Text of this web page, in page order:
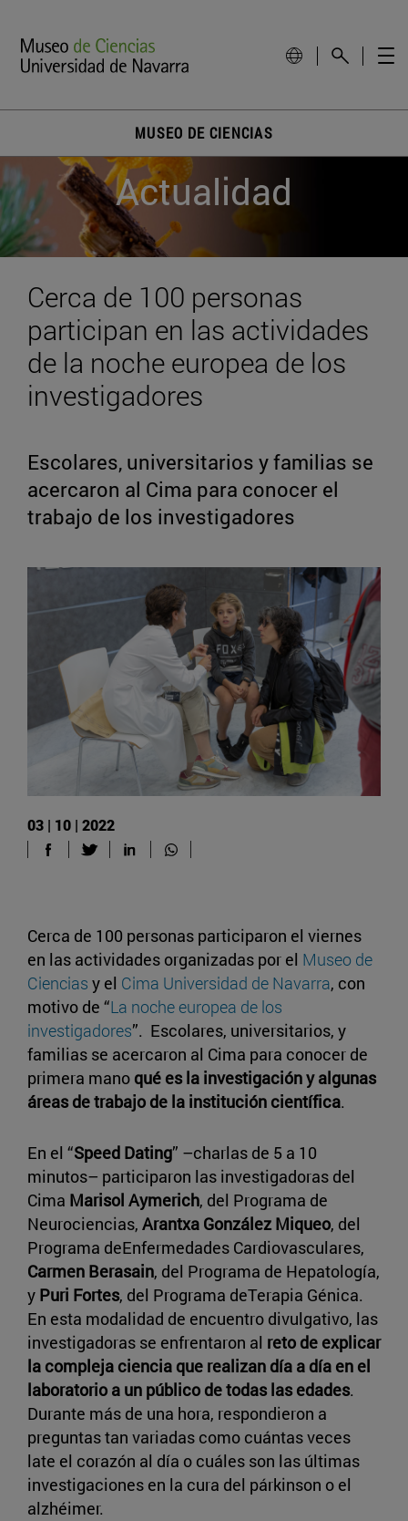
MUSEO DE CIENCIAS
Actualidad
Cerca de 100 personas
participan en las actividades
de la noche europea de los
investigadores
Escolares, universitarios y familias se
acercaron al Cima para conocer el
trabajo de los investigadores
03 | 10 | 2022
Cerca de 100 personas participaron el viernes
en las actividades organizadas por el Museo de
Ciencias y el Cima Universidad de Navarra, con
motivo de “La noche europea de los
investigadores”. Escolares, universitarios, y
familias se acercaron al Cima para conocer de
primera mano qué es la investigación y algunas
áreas de trabajo de la institución científica.
En el “Speed Dating” –charlas de 5 a 10
minutos– participaron las investigadoras del
Cima Marisol Aymerich, del Programa de
Neurociencias, Arantxa González Miqueo, del
Programa deEnfermedades Cardiovasculares,
Carmen Berasain, del Programa de Hepatología,
y Puri Fortes, del Programa deTerapia Génica.
En esta modalidad de encuentro divulgativo, las
investigadoras se enfrentaron al reto de explicar
la compleja ciencia que realizan día a día en el
laboratorio a un público de todas las edades.
Durante más de una hora, respondieron a
preguntas tan variadas como cuántas veces
late el corazón al día o cuáles son las últimas
investigaciones en la cura del párkinson o el
alzhéimer.